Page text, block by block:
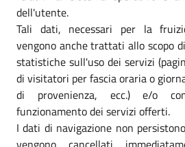
dell'utente.
Tali dati, necessari per la
vengono anche trattati allo scopo
statistiche sull'uso dei servizi
di visitatori per fascia oraria o
di provenienza, ecc.) e/o
funzionamento dei servizi offerti.
I dati di navigazione non